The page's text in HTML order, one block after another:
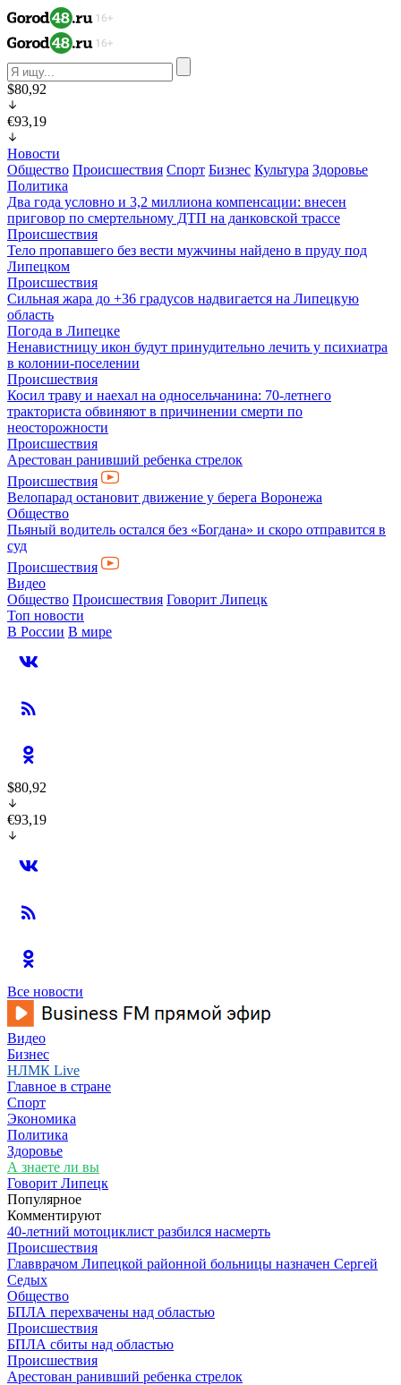
$80,92
€93,19
Новости
Общество Происшествия Спорт Бизнес Культура Здоровье
Политика
Два года условно и 3,2 миллиона компенсации: внесен
приговор по смертельному ДТП на данковской трассе
Происшествия
Тело пропавшего без вести мужчины найдено в пруду под
Липецком
Происшествия
Сильная жара до +36 градусов надвигается на Липецкую
область
Погода в Липецке
Ненавистницу икон будут принудительно лечить у психиатра
в колонии-поселении
Происшествия
Косил траву и наехал на односельчанина: 70-летнего
тракториста обвиняют в причинении смерти по
неосторожности
Происшествия
Арестован ранивший ребенка стрелок
Происшествия
Велопарад остановит движение у берега Воронежа
Общество
Пьяный водитель остался без «Богдана» и скоро отправится в
суд
Происшествия
Видео
Общество Происшествия Говорит Липецк
Топ новости
В России В мире
$80,92
€93,19
Все новости
Видео
Бизнес
НЛМК Live
Главное в стране
Спорт
Экономика
Политика
Здоровье
А знаете ли вы
Говорит Липецк
Популярное
Комментируют
40-летний мотоциклист разбился насмерть
Происшествия
Главврачом Липецкой районной больницы назначен Сергей
Седых
Общество
БПЛА перехвачены над областью
Происшествия
БПЛА сбиты над областью
Происшествия
Арестован ранивший ребенка стрелок